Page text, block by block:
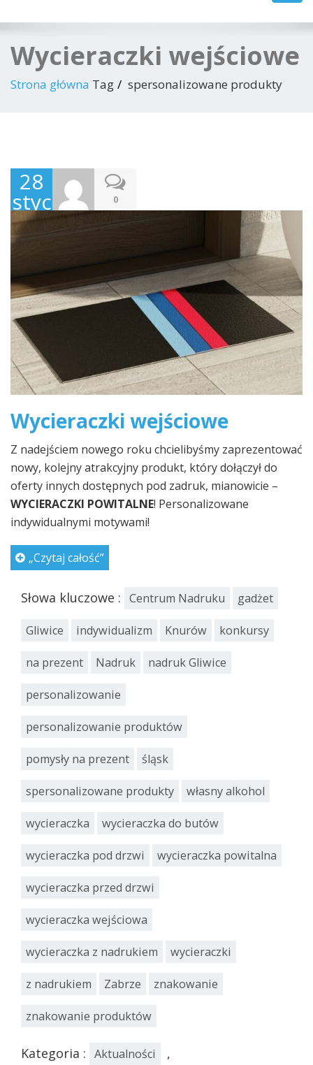
Wycieraczki wejściowe
Strona główna Tag spersonalizowane produkty
28
stycznia
2023
0
Wycieraczki wejściowe
Z nadejściem nowego roku chcielibyśmy zaprezentować
nowy, kolejny atrakcyjny produkt, który dołączył do
oferty innych dostępnych pod zadruk, mianowicie –
WYCIERACZKI POWITALNE! Personalizowane
indywidualnymi motywami!
„Czytaj całość”
Słowa kluczowe : Centrum Nadruku gadżet
Gliwice indywidualizm Knurów konkursy
na prezent Nadruk nadruk Gliwice
personalizowanie
personalizowanie produktów
pomysły na prezent śląsk
spersonalizowane produkty własny alkohol
wycieraczka wycieraczka do butów
wycieraczka pod drzwi wycieraczka powitalna
wycieraczka przed drzwi
wycieraczka wejściowa
wycieraczka z nadrukiem wycieraczki
z nadrukiem Zabrze znakowanie
znakowanie produktów
Kategoria : Aktualności ,